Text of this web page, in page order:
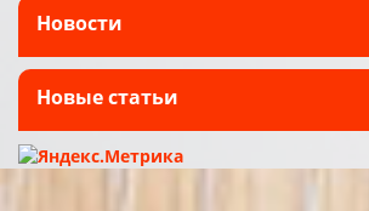
Новости
Новые статьи